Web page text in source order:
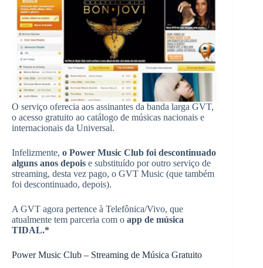
O serviço oferecia aos assinantes da banda larga GVT,
o acesso gratuito ao catálogo de músicas nacionais e
internacionais da Universal.
Infelizmente, o Power Music Club foi descontinuado
alguns anos depois e substituído por outro serviço de
streaming, desta vez pago, o GVT Music (que também
foi descontinuado, depois).
A GVT agora pertence à Telefônica/Vivo, que
atualmente tem parceria com o app de música
TIDAL.*
Power Music Club – Streaming de Música Gratuito